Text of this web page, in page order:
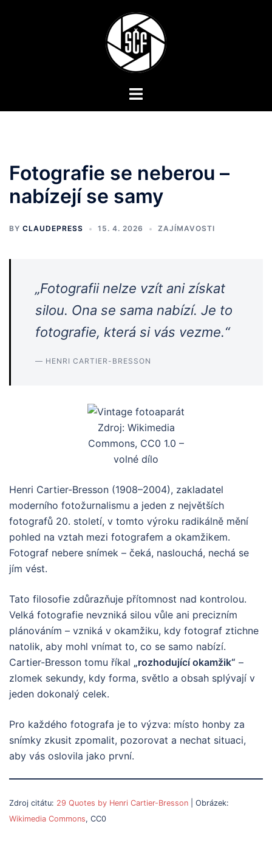
Toggle
Fotografie se neberou –
nabízejí se samy
BY CLAUDEPRESS 15. 4. 2026 ZAJÍMAVOSTI
„Fotografii nelze vzít ani získat
silou. Ona se sama nabízí. Je to
fotografie, která si vás vezme.“
— HENRI CARTIER-BRESSON
Zdroj: Wikimedia
Commons, CC0 1.0 –
volné dílo
Henri Cartier-Bresson (1908–2004), zakladatel
moderního fotožurnalismu a jeden z největších
fotografů 20. století, v tomto výroku radikálně mění
pohled na vztah mezi fotografem a okamžikem.
Fotograf nebere snímek – čeká, naslouchá, nechá se
jím vést.
Tato filosofie zdůrazňuje přítomnost nad kontrolou.
Velká fotografie nevzniká silou vůle ani precizním
plánováním – vzniká v okamžiku, kdy fotograf ztichne
natolik, aby mohl vnímat to, co se samo nabízí.
Cartier-Bresson tomu říkal „rozhodující okamžik“ –
zlomek sekundy, kdy forma, světlo a obsah splývají v
jeden dokonalý celek.
Pro každého fotografa je to výzva: místo honby za
snímky zkusit zpomalit, pozorovat a nechat situaci,
aby vás oslovila jako první.
Zdroj citátu: 29 Quotes by Henri Cartier-Bresson | Obrázek:
Wikimedia Commons, CC0